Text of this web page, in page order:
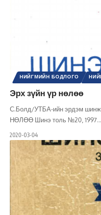
НИЙГМИЙН БОДЛОГО
Эрх зүйн үр нөлөө
С.Болд/УТБА-ийн эрдэм
НӨЛӨӨ Шинэ толь №20, 1997…
2020-03-04